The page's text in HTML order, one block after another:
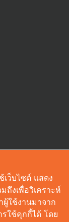
เว็บไซต์ แสดง
งเพื่อวิเคราะห์
ผู้ใช้งานมาจาก
ใช้คุกกี้ได้ โดย